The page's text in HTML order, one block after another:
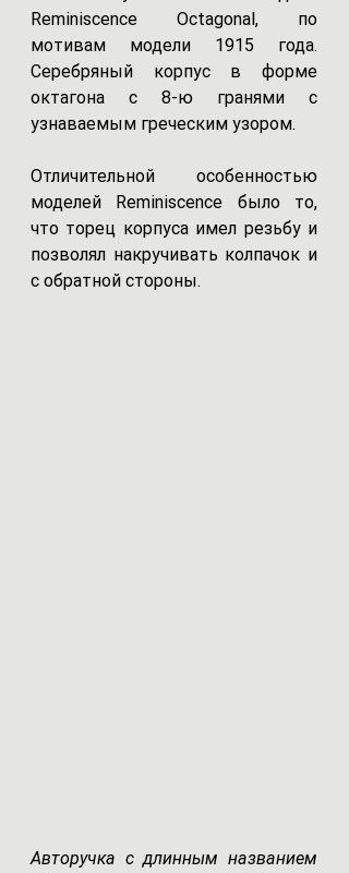
Reminiscence Octagonal, по
мотивам модели 1915 года.
Серебряный корпус в форме
октагона с 8-ю гранями с
Отличительной особенностью
моделей Reminiscence было то,
что торец корпуса имел резьбу и
позволял накручивать колпачок и
с обратной стороны.
Авторучка с длинным названием